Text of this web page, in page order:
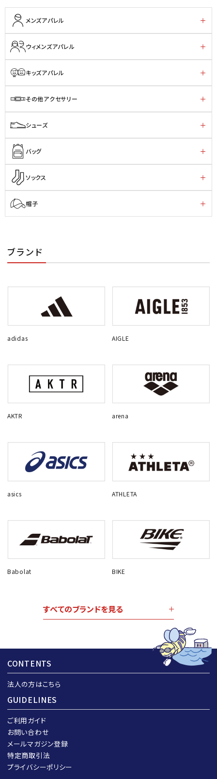
メンズアパレル
ウィメンズアパレル
キッズアパレル
その他アクセサリー
シューズ
バッグ
ソックス
帽子
ブランド
adidas AIGLE
AKTR arena
asics ATHLETA
Babolat BIKE
すべてのブランドを見る
CONTENTS
法人の方はこちら
GUIDELINES
ご利用ガイド
お問い合わせ
メールマガジン登録
特定商取引法
プライバシーポリシー